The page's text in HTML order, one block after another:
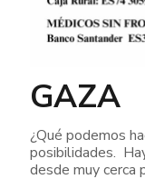
GAZA
¿Qué podemos
posibilidades.
desde muy cerca